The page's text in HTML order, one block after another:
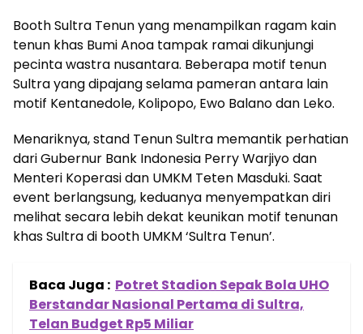
Booth Sultra Tenun yang menampilkan ragam kain
tenun khas Bumi Anoa tampak ramai dikunjungi
pecinta wastra nusantara. Beberapa motif tenun
Sultra yang dipajang selama pameran antara lain
motif Kentanedole, Kolipopo, Ewo Balano dan Leko.
Menariknya, stand Tenun Sultra memantik perhatian
dari Gubernur Bank Indonesia Perry Warjiyo dan
Menteri Koperasi dan UMKM Teten Masduki. Saat
event berlangsung, keduanya menyempatkan diri
melihat secara lebih dekat keunikan motif tenunan
khas Sultra di booth UMKM ‘Sultra Tenun’.
Baca Juga : Potret Stadion Sepak Bola UHO
Berstandar Nasional Pertama di Sultra,
Telan Budget Rp5 Miliar